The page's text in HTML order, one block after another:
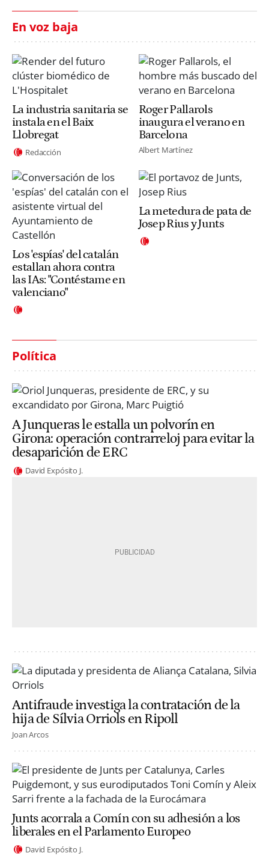
En voz baja
La industria sanitaria se
instala en el Baix
Llobregat
Redacción
Roger Pallarols
inaugura el verano en
Barcelona
Albert Martínez
Los 'espías' del catalán
estallan ahora contra
las IAs: "Contéstame en
valenciano"
La metedura de pata de
Josep Rius y Junts
Política
A Junqueras le estalla un polvorín en
Girona: operación contrarreloj para evitar la
desaparición de ERC
David Expósito J.
Antifraude investiga la contratación de la
hija de Sílvia Orriols en Ripoll
Joan Arcos
Junts acorrala a Comín con su adhesión a los
liberales en el Parlamento Europeo
David Expósito J.